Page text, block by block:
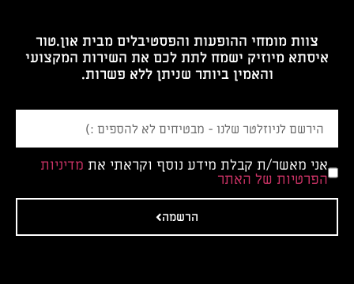
צוות מומחי ההופעות והפסטיבלים מבית און.טור
איסתא מיוזיק ישמח לתת לכם את השירות המקצועי
והאמין ביותר שניתן ללא פשרות.
אני מאשר/ת קבלת מידע נוסף וקראתי את מדיניות
הפרטיות של האתר
הרשמה